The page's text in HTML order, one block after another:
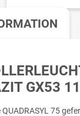
GX53
75